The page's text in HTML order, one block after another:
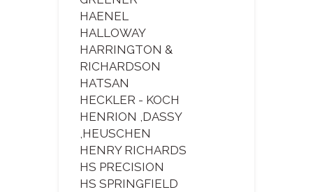
HAENEL
HALLOWAY
HARRINGTON &
RICHARDSON
HATSAN
HECKLER - KOCH
HENRION ,DASSY
,HEUSCHEN
HENRY RICHARDS
HS PRECISION
HS SPRINGFIELD